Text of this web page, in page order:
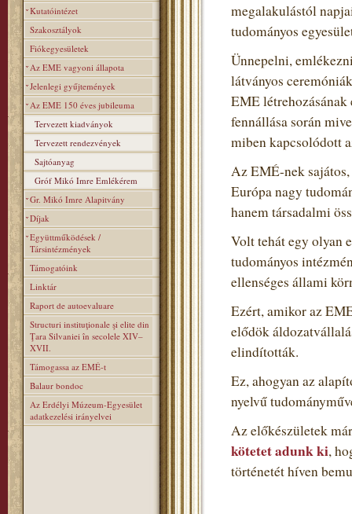
Kutatóintézet
Szakosztályok
Fiókegyesületek
Az EME vagyoni állapota
Jelenlegi gyűjtemények
Az EME 150 éves jubileuma
Tervezett kiadványok
Tervezett rendezvények
Sajtóanyag
Gróf Mikó Imre Emlékérem
Gr. Mikó Imre Alapitvány
Díjak
Együttműködések /
Társintézmények
Támogatóink
Linktár
Raport de autoevaluare
Structuri instituţionale şi elite din
Ţara Silvaniei în secolele XIV–
XVII.
Támogassa az EMÉ-t
Balaur bondoc
Az Erdélyi Múzeum-Egyesület
adatkezelési irányelvei
megalakulástól
tudományos
Ünnepelni,
látványos
EME
fennállása során
miben kapcsolódott
Az EMÉ-nek
Európa nagy
hanem társadalmi
Volt tehát egy olyan
tudományos
ellenséges állami
Ezért, amikor az
elődök
elindították.
Ez, ahogyan az
nyelvű
Az előkészületek
kötetet adunk ki,
történetét híven